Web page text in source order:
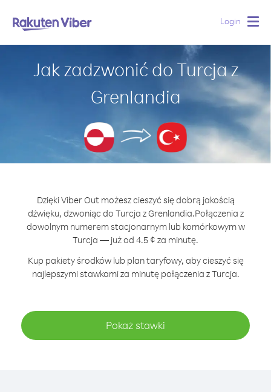
Login
Jak zadzwonić do Turcja z
Grenlandia
Dzięki Viber Out możesz cieszyć się dobrą jakością
dźwięku, dzwoniąc do Turcja z Grenlandia.Połączenia z
dowolnym numerem stacjonarnym lub komórkowym w
Turcja — już od 4.5 ¢ za minutę.
Kup pakiety środków lub plan taryfowy, aby cieszyć się
najlepszymi stawkami za minutę połączenia z Turcja.
Pokaż stawki